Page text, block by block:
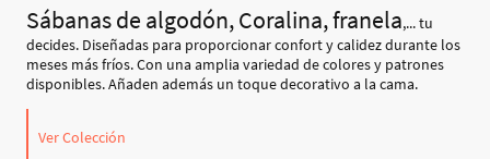
Sábanas de algodón, Coralina, franela,... tu
decides. Diseñadas para proporcionar confort y calidez durante los
meses más fríos. Con una amplia variedad de colores y patrones
disponibles. Añaden además un toque decorativo a la cama.
Ver Colección